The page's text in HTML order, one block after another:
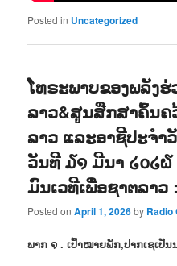
Posted in Uncategorized
ໂທຣະພາບຂອງພລັງ
ລາວ&ສູນສືກສາຄົ້ນຄ
ລາວ ແລະອາຊີປະຈຳ
ວັນທີ ໓໑ ມີນາ ໒໐໒
ມົນເວທີເພື່ອຊາຕລາວ :
Posted onApril 1, 2026by Radio
ພາກ ໑ . ເປົ້າໝາຍພັກ,ປາກເຊເປັນ